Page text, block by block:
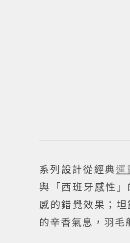
系列設計從經典運
與「西班牙感性
感的錯覺效果；
的辛香氣息，羽毛